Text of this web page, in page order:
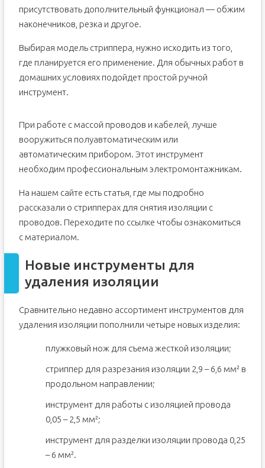
присутствовать дополнительный функционал — обжим
наконечников, резка и другое.
Выбирая модель стриппера, нужно исходить из того,
где планируется его применение. Для обычных работ в
домашних условиях подойдет простой ручной
инструмент.
При работе с массой проводов и кабелей, лучше
вооружиться полуавтоматическим или
автоматическим прибором. Этот инструмент
необходим профессиональным электромонтажникам.
На нашем сайте есть статья, где мы подробно
рассказали о стрипперах для снятия изоляции с
проводов. Переходите по ссылке чтобы ознакомиться
с материалом.
Новые инструменты для
удаления изоляции
Сравнительно недавно ассортимент инструментов для
удаления изоляции пополнили четыре новых изделия:
плужковый нож для съема жесткой изоляции;
стриппер для разрезания изоляции 2,9 – 6,6 мм² в
продольном направлении;
инструмент для работы с изоляцией провода
0,05 – 2,5 мм²;
инструмент для разделки изоляции провода 0,25
– 6 мм².